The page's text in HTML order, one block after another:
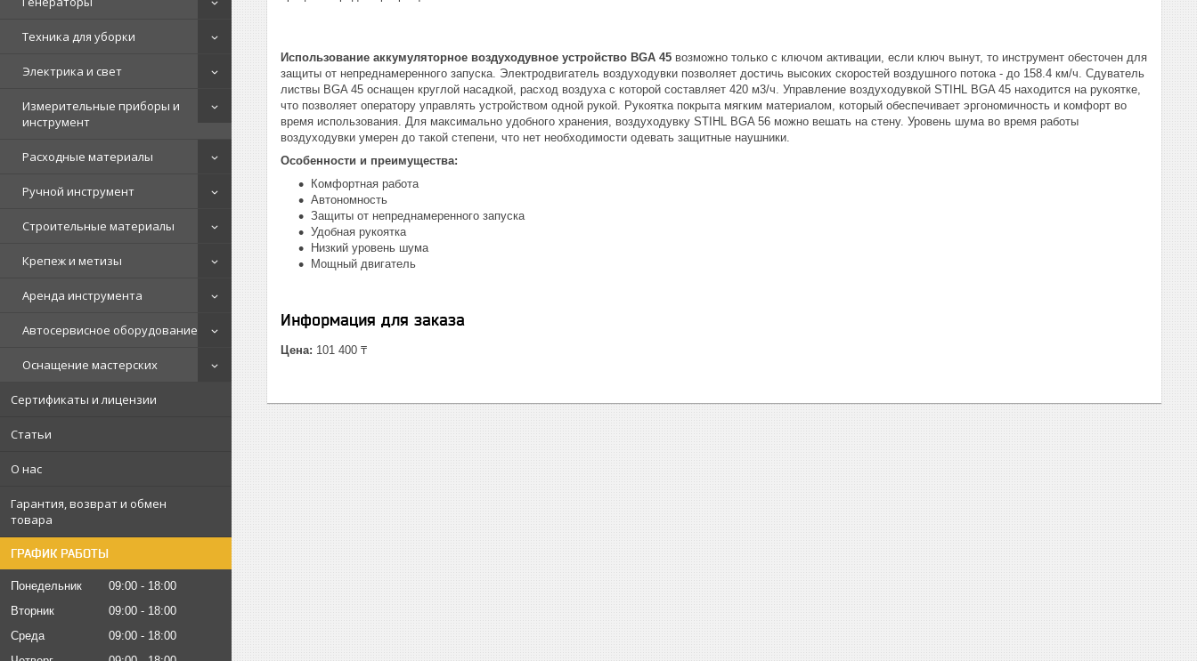
Техника для уборки
Электрика и свет
Измерительные приборы и
инструмент
Расходные материалы
Ручной инструмент
Строительные материалы
Крепеж и метизы
Аренда инструмента
Автосервисное оборудование
Оснащение мастерских
Сертификаты и лицензии
Статьи
О нас
Гарантия, возврат и обмен
товара
ГРАФИК РАБОТЫ
Понедельник 09:00
18:00
Вторник
09:00
18:00
Среда
09:00
18:00
Использование аккумуляторное воздуходувное устройство BGA 45 возможно только с ключом активации, если ключ вынут, то инструмент обесточен для
защиты от непреднамеренного запуска. Электродвигатель воздуходувки позволяет достичь высоких скоростей воздушного потока - до 158.4 км/ч. Сдуватель
листвы BGA 45 оснащен круглой насадкой, расход воздуха с которой составляет 420 м3/ч. Управление воздуходувкой STIHL BGA 45 находится на рукоятке,
что позволяет оператору управлять устройством одной рукой. Рукоятка покрыта мягким материалом, который обеспечивает эргономичность и комфорт во
время использования. Для максимально удобного хранения, воздуходувку STIHL BGA 56 можно вешать на стену. Уровень шума во время работы
воздуходувки умерен до такой степени, что нет необходимости одевать защитные наушники.
Особенности и преимущества:
Комфортная работа
Автономность
Защиты от непреднамеренного запуска
Удобная рукоятка
Низкий уровень шума
Мощный двигатель
Информация для заказа
Цена: 101 400 ₸